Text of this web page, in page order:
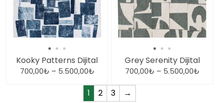
Kooky Patterns Dijital
700,00₺ – 5.500,00₺
Grey Serenity Dijital
700,00₺ – 5.500,00₺
1 2 3 →